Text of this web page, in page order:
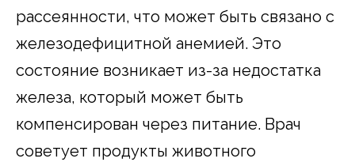
рассеянности, что может быть связано с
железодефицитной анемией. Это
состояние возникает из-за недостатка
железа, который может быть
компенсирован через питание. Врач
советует продукты животного